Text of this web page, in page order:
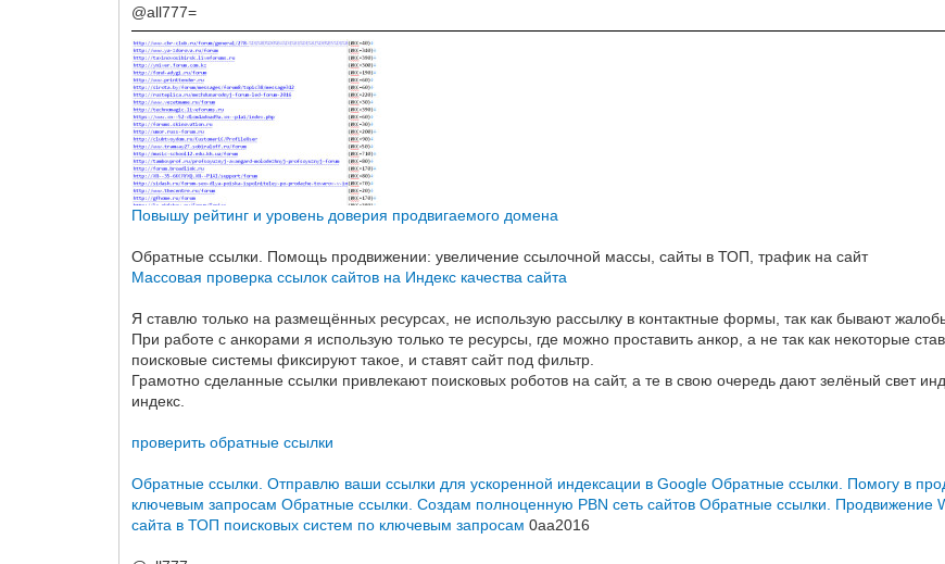
@all777=
Повышу рейтинг и уровень доверия продвигаемого домена
Обратные ссылки. Помощь продвижении: увеличение ссылочной массы, сайты в ТОП, трафик на сайт
Массовая проверка ссылок сайтов на Индекс качества сайта
Я ставлю только на размещённых ресурсах, не использую рассылку в контактные формы, так как бывают
При работе с анкорами я использую только те ресурсы, где можно проставить анкор, а не так как некоторые
поисковые системы фиксируют такое, и ставят сайт под фильтр.
Грамотно сделанные ссылки привлекают поисковых роботов на сайт, а те в свою очередь дают зелёный свет
индекс.
проверить обратные ссылки
Обратные ссылки. Отправлю ваши ссылки для ускоренной индексации в Google Обратные ссылки. Помогу в
ключевым запросам Обратные ссылки. Создам полноценную PBN сеть сайтов Обратные ссылки. Продвижение
сайта в ТОП поисковых систем по ключевым запросам 0aa2016